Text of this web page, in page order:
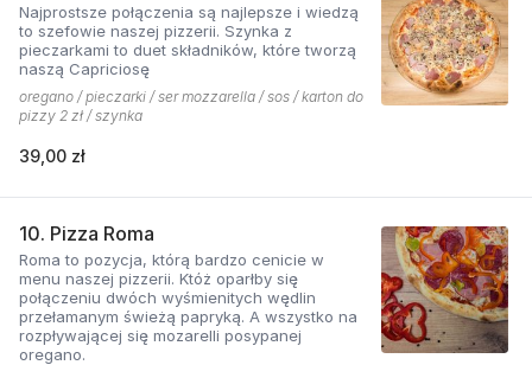
Najprostsze połączenia są najlepsze i wiedzą
to szefowie naszej pizzerii. Szynka z
pieczarkami to duet składników, które tworzą
naszą Capriciosę
oregano / pieczarki / ser mozzarella / sos / karton do
pizzy 2 zł / szynka
39,00 zł
10. Pizza Roma
Roma to pozycja, którą bardzo cenicie w
menu naszej pizzerii. Któż oparłby się
połączeniu dwóch wyśmienitych wędlin
przełamanym świeżą papryką. A wszystko na
rozpływającej się mozarelli posypanej
oregano.